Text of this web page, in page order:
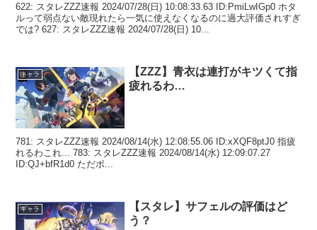
622: スタレZZZ速報 2024/07/28(日) 10:08:33.63 ID:PmiLwIGp0 ホタ
ルって弱点ない敵現れたら一気に使えなくなるのに過大評価されすぎ
では? 627: スタレZZZ速報 2024/07/28(日) 10...
キャラ
【ZZZ】青衣は連打がキツくて指
疲れるわ…
781: スタレZZZ速報 2024/08/14(水) 12:08:55.06 ID:xXQF8ptJ0 指疲
れるわこれ... 783: スタレZZZ速報 2024/08/14(水) 12:09:07.27
ID:QJ+bfR1d0 ただボ...
キャラ
【スタレ】サフェルの評価はど
う？